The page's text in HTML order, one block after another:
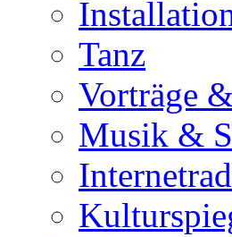
Tanz
Vorträge
Musik &